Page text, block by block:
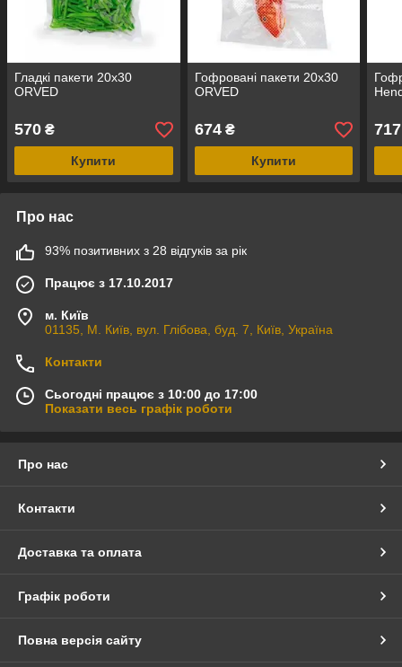
Гладкі пакети 20х30
ORVED
570 ₴
Купити
Гофровані пакети 20х30
ORVED
674₴
Купити
717
Про нас
93% позитивних з 28 відгуків за рік
Працює з 17.10.2017
м. Київ
01135, М. Київ, вул. Глібова, буд. 7, Київ, Україна
Контакти
Сьогодні працює з 10:00 до 17:00
Показати весь графік роботи
Про нас
Контакти
Доставка та оплата
Графік роботи
Повна версія сайту